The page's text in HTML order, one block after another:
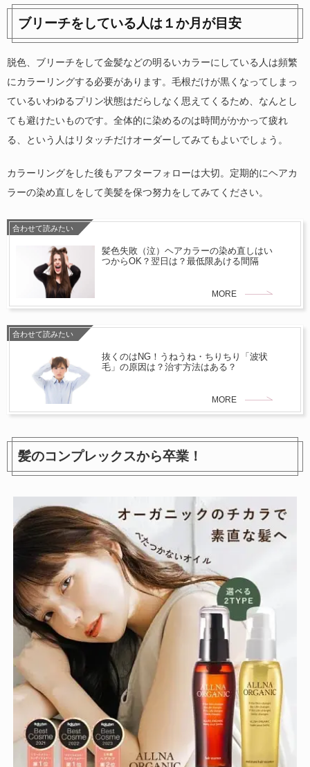
ブリーチをしている人は１か月が目安
脱色、ブリーチをして金髪などの明るいカラーにしている人は頻繁
にカラーリングする必要があります。毛根だけが黒くなってしまっ
ているいわゆるプリン状態はだらしなく思えてくるため、なんとし
ても避けたいものです。全体的に染めるのは時間がかかって疲れ
る、という人はリタッチだけオーダーしてみてもよいでしょう。
カラーリングをした後もアフターフォローは大切。定期的にヘアカ
ラーの染め直しをして美髪を保つ努力をしてみてください。
合わせて読みたい
髪色失敗（泣）ヘアカラーの染め直しはい
つからOK？翌日は？最低限あける間隔
MORE
合わせて読みたい
抜くのはNG！うねうね・ちりちり「波状
毛」の原因は？治す方法はある？
MORE
髪のコンプレックスから卒業！